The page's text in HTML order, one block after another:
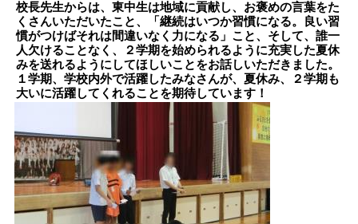
校長先生からは、東中生は地域に貢献し、お褒めの言葉をた
くさんいただいたこと、「継続はいつか習慣になる。良い習
慣がつけばそれは間違いなく力になる」こと、そして、誰一
人欠けることなく、２学期を始められるように充実した夏休
みを送れるようにしてほしいことをお話しいただきました。
１学期、学校内外で活躍したみなさんが、夏休み、２学期も
大いに活躍してくれることを期待しています！